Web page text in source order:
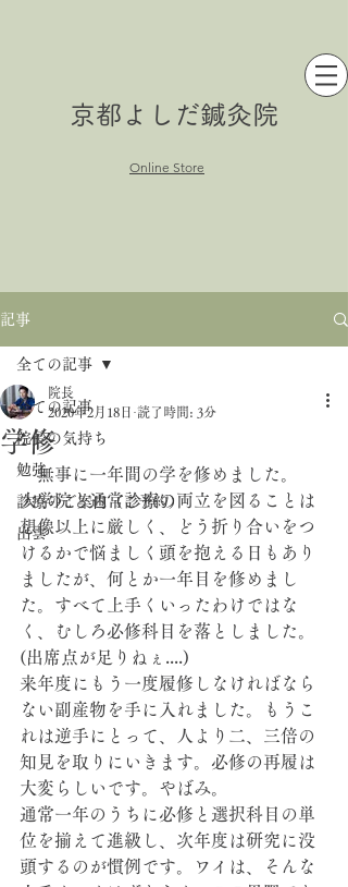
京都よしだ鍼灸院
Online Store
記事
全ての記事
院長の気持ち
勉強
診療のご案内（ご予約）
出雲
全ての記事
学修
院長
2020年2月18日 読了時間: 3分
無事に一年間の学を修めました。
大学院と通常診療の両立を図ることは
想像以上に厳しく、どう折り合いをつ
けるかで悩ましく頭を抱える日もあり
ましたが、何とか一年目を修めまし
た。すべて上手くいったわけではな
く、むしろ必修科目を落としました。
(出席点が足りねぇ....)
来年度にもう一度履修しなければなら
ない副産物を手に入れました。もうこ
れは逆手にとって、人より二、三倍の
知見を取りにいきます。必修の再履は
大変らしいです。やばみ。
通常一年のうちに必修と選択科目の単
位を揃えて進級し、次年度は研究に没
頭するのが慣例です。ワイは、そんな